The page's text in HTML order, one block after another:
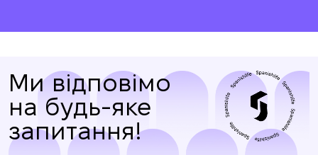
Ми відповімо
на будь-яке
запитання!